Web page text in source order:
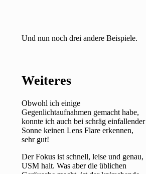
Und nun noch drei andere Beispiele.
Weiteres
Obwohl ich einige
Gegenlichtaufnahmen gemacht habe,
konnte ich auch bei schräg einfallender
Sonne keinen Lens Flare erkennen,
sehr gut!
Der Fokus ist schnell, leise und genau,
USM halt. Was aber die üblichen